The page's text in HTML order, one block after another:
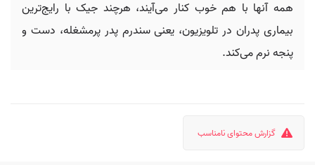
همه آنها با هم خوب کنار می‌آیند، هرچند جیک با رایج‌ترین
بیماری پدران در تلویزیون، یعنی سندرم پدر پرمشغله، دست و
پنجه نرم می‌کند.
گزارش محتوای نامناسب